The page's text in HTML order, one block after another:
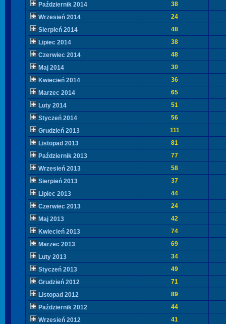
Październik 2014
38
Wrzesień 2014
24
Sierpień 2014
48
Lipiec 2014
38
Czerwiec 2014
48
Maj 2014
30
Kwiecień 2014
36
Marzec 2014
65
Luty 2014
51
Styczeń 2014
56
Grudzień 2013
111
Listopad 2013
81
Październik 2013
77
Wrzesień 2013
58
Sierpień 2013
37
Lipiec 2013
44
Czerwiec 2013
24
Maj 2013
42
Kwiecień 2013
74
Marzec 2013
69
Luty 2013
34
Styczeń 2013
49
Grudzień 2012
71
Listopad 2012
89
Październik 2012
44
Wrzesień 2012
41